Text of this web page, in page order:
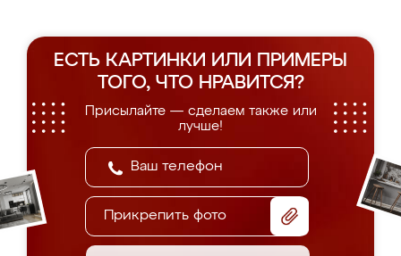
ЕСТЬ КАРТИНКИ ИЛИ ПРИМЕРЫ
ТОГО, ЧТО НРАВИТСЯ?
Присылайте — сделаем также или
лучше!
Прикрепить фото